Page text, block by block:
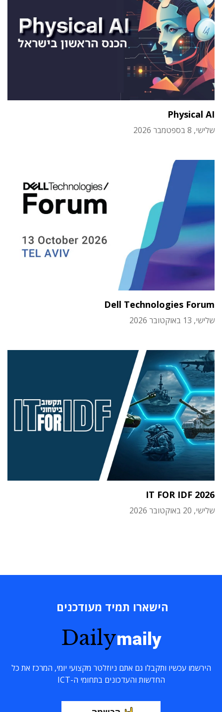
Physical AI
שלישי, 8 בספטמבר 2026
Dell Technologies Forum
שלישי, 13 באוקטובר 2026
IT FOR IDF 2026
שלישי, 20 באוקטובר 2026
הישארו תמיד מעודכנים
Dailymaily
הירשמו עכשיו ותקבלו גם אתם ניוזלטר מקצועי יומי, המרכז את כל
החדשות והעדכונים בתחומי ה-ICT